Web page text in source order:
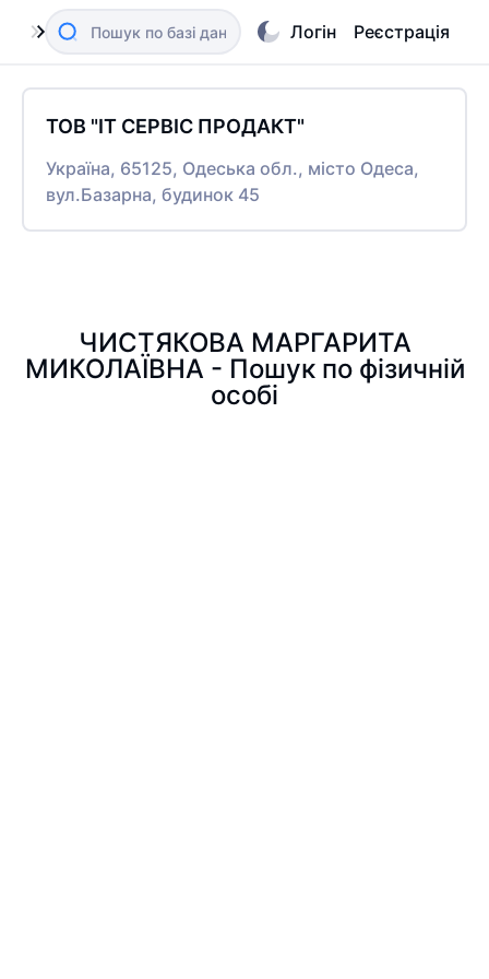
Логін Реєстрація
ТОВ "ІТ СЕРВІС ПРОДАКТ"
Україна, 65125, Одеська обл., місто Одеса,
вул.Базарна, будинок 45
ЧИСТЯКОВА МАРГАРИТА
МИКОЛАЇВНА - Пошук по фізичній
особі